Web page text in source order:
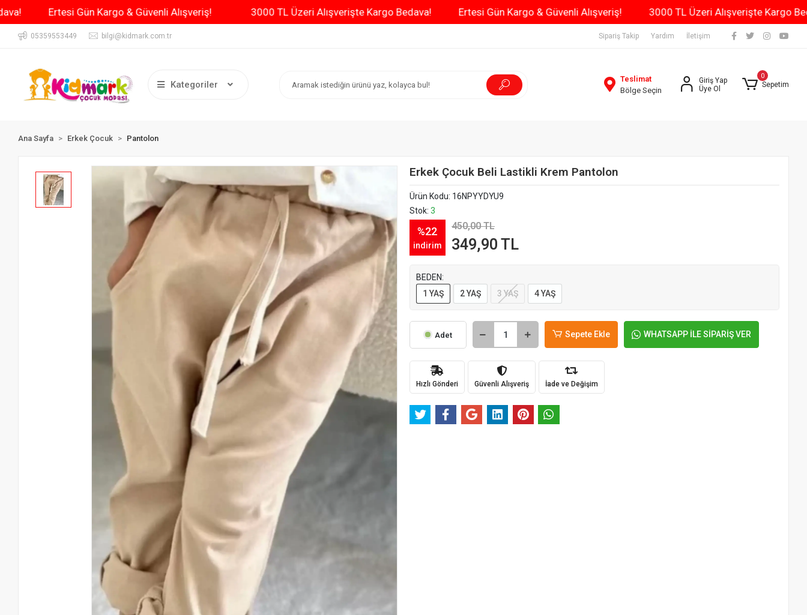
Bedava! Ertesi Gün Kargo & Güvenli Alışveriş! 3000 TL Üzeri Alışverişte Kargo Bedava! Ertesi Gün Kargo & Güvenli Alışveriş! 3000 TL Üzeri
05359553449 bilgi@kidmark.com.tr Sipariş Takip Yardım İletişim
Kategoriler
Teslimat
Bölge Seçin
Giriş Yap
Üye Ol
0
Sepetim
Ana Sayfa Erkek Çocuk Pantolon
Erkek Çocuk Beli Lastikli Krem Pantolon
Ürün Kodu: 16NPYYDYU9
Stok: 3
%22
indirim
450,00 TL
349,90 TL
BEDEN:
1 YAŞ
2 YAŞ 3 YAŞ 4 YAŞ
Adet Sepete Ekle WHATSAPP İLE SİPARİŞ VER
Hızlı Gönderi Güvenli Alışveriş İade ve Değişim